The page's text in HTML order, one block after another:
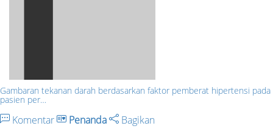
Gambaran tekanan darah berdasarkan faktor pemberat hipertensi pada
pasien per…
Komentar Penanda Bagikan